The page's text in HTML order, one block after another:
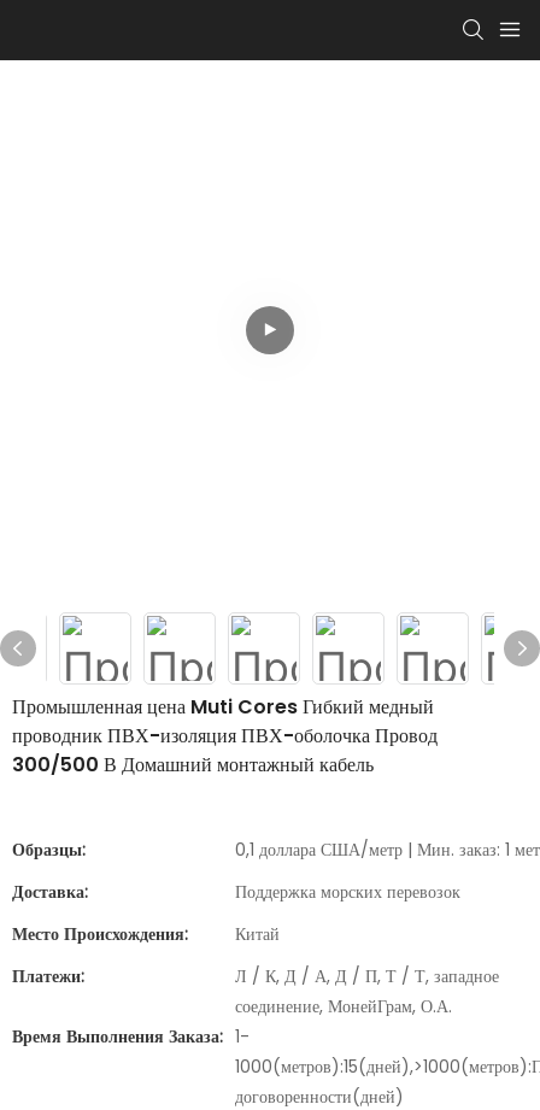
Промышленная цена Muti Cores Гибкий медный
проводник ПВХ-изоляция ПВХ-оболочка Провод
300/500 В Домашний монтажный кабель
Образцы:
0,1 доллара США/метр | Мин. заказ: 1
Доставка:
Поддержка морских перевозок
Место Происхождения:
Китай
Платежи:
Л / К, Д / А, Д / П, Т / Т, западное
соединение, МонейГрам, О.А.
Время Выполнения Заказа: 1-
договоренности(дней)